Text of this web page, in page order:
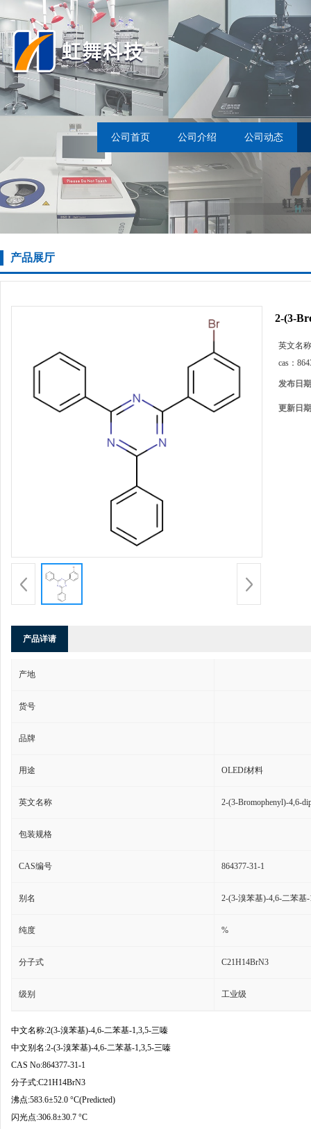
公司首页 公司介绍 公司动态
产品展厅
2-(3-
英文名
cas：
发布日
更新日
产品详请
产地
货号
品牌
用途 OLEDf材料
英文名称 2-(3-Bromophenyl)-4,6-
包装规格
CAS编号 864377-31-1
别名 2-(3-溴苯基)-4,6-二苯基
纯度 %
分子式 C21H14BrN3
级别 工业级
中文名称:2(3-溴苯基)-4,6-二苯基-1,3,5-三嗪
中文别名:2-(3-溴苯基)-4,6-二苯基-1,3,5-三嗪
CAS No:864377-31-1
分子式:C21H14BrN3
沸点:583.6±52.0 °C(Predicted)
闪光点:306.8±30.7 °C